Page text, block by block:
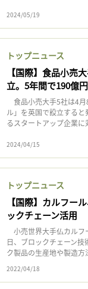
2024/05/19
トップニュース
【国際】食品小売
立。5年間で190億
食品小売大手5社は4月
ル」を英国で設立する
るスタートアップ企業
2024/04/15
トップニュース
【国際】カルフー
ックチェーン活用
小売世界大手仏カルフ
日、ブロックチェーン
ク製品の生産地や製造
2022/04/18